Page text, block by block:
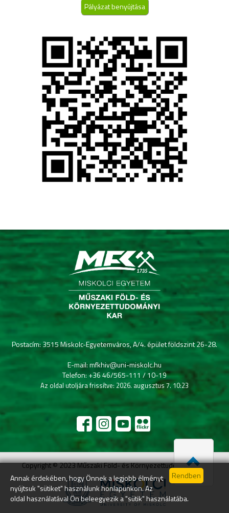
Annak érdekében, hogy Önnek a legjobb élményt
nyújtsuk "sütiket" használunk honlapunkon. Az
oldal használatával Ön beleegyezik a "sütik" használatába.
Postacím: 3515 Miskolc-Egyetemváros, A/4. épület földszint 26-28.
E-mail: mfkhiv@uni-miskolc.hu
Telefon: +36 46/565-111 / 10-19
Az oldal utoljára frissítve: 2026. augusztus 7. 10:23
Copyright © 2023 Műszaki Föld- és Környezettudományi Kar